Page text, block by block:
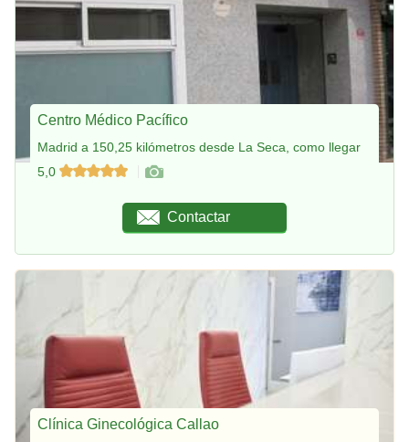
Centro Médico Pacífico
Madrid a 150,25 kilómetros desde La Seca, como llegar
5,0
Contactar
Clínica Ginecológica Callao